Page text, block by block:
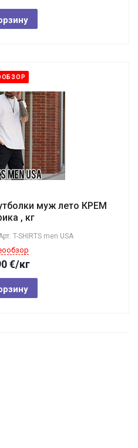
муж лето КРЕМ
, кг
T-SHIRTS men USA
€/кг